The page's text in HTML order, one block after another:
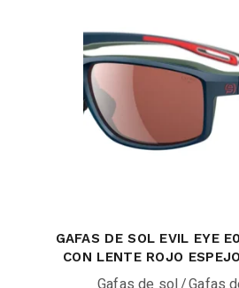
GAFAS DE SOL EVIL EYE
CON LENTE ROJO